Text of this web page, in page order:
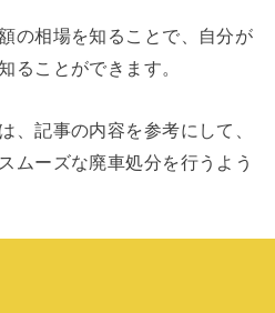
の相場を知ることで、自分が
ることができます。
、記事の内容を参考にして、
ムーズな廃車処分を行うよう